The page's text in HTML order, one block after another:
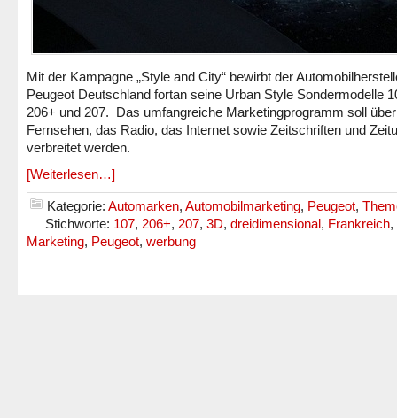
Mit der Kampagne „Style and City“ bewirbt der
Peugeot Deutschland fortan seine Urban Style Sondermodelle
206+ und 207. Das umfangreiche Marketingprogramm soll
Fernsehen, das Radio, das Internet sowie Zeitschriften und
verbreitet werden.
[Weiterlesen…]
Kategorie: Automarken, Automobilmarketing, Peugeot,
Stichworte: 107, 206+, 207, 3D, dreidimensional, Frankreich,
Marketing, Peugeot, werbung